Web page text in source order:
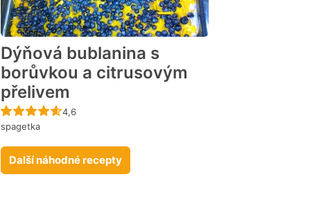
Dýňová bublanina s
borůvkou a citrusovým
přelivem
Recept ještě nebyl hodnocen
4,6
spagetka
Další náhodné recepty